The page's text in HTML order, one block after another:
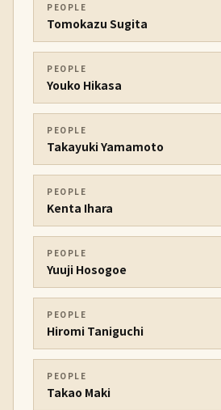
PEOPLE
Tomokazu Sugita
PEOPLE
Youko Hikasa
PEOPLE
Takayuki Yamamoto
PEOPLE
Kenta Ihara
PEOPLE
Yuuji Hosogoe
PEOPLE
Hiromi Taniguchi
PEOPLE
Takao Maki